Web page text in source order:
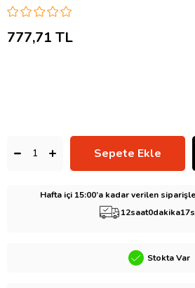
777,71 TL
Hafta içi 15:00’a kadar verilen
12saat0dakika16
Stokta Var